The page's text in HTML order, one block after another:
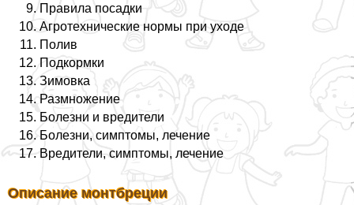
Правила посадки
Агротехнические нормы при уходе
Полив
Подкормки
Зимовка
Размножение
Болезни и вредители
Болезни, симптомы, лечение
Вредители, симптомы, лечение
Описание монтбреции